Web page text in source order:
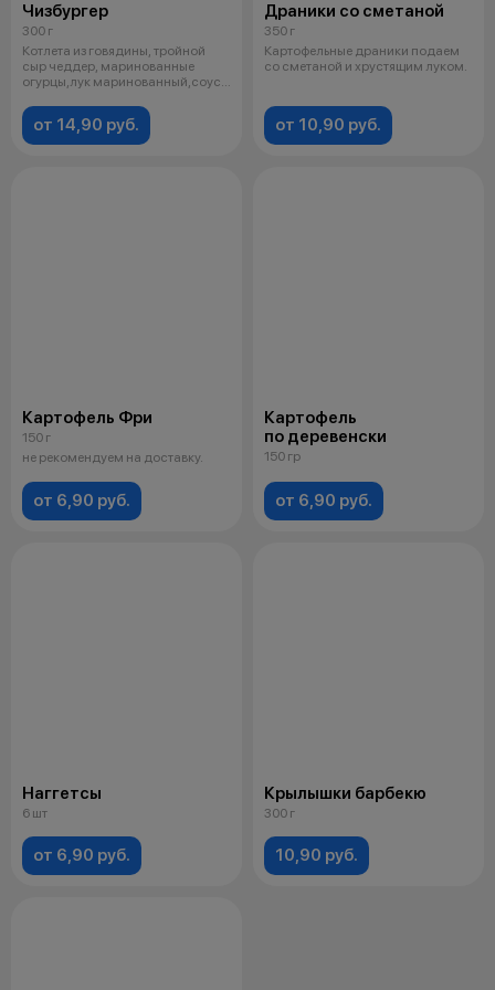
Чизбургер
300 г
Котлета из говядины, тройной
сыр чеддер, маринованные
огурцы,лук маринованный,соус
от 14,90 руб.
Драники со сметаной
350 г
Картофельные драники подаем
со сметаной и хрустящим луком.
от 10,90 руб.
Картофель Фри
150 г
не рекомендуем на доставку.
от 6,90 руб.
Картофель
по деревенски
150 гр
от 6,90 руб.
Наггетсы
6 шт
от 6,90 руб.
Крылышки барбекю
300 г
10,90 руб.